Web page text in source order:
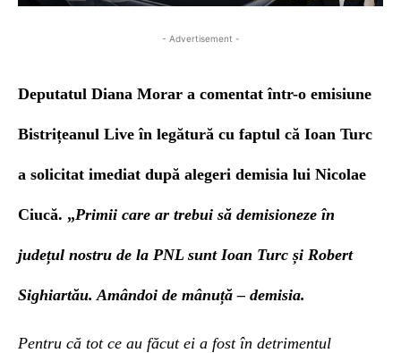
- Advertisement -
Deputatul Diana Morar a comentat într-o emisiune
Bistrițeanul Live în legătură cu faptul că Ioan Turc
a solicitat imediat după alegeri demisia lui Nicolae
Ciucă. „Primii care ar trebui să demisioneze în
județul nostru de la PNL sunt Ioan Turc și Robert
Sighiartău. Amândoi de mânuță – demisia.
Pentru că tot ce au făcut ei a fost în detrimentul